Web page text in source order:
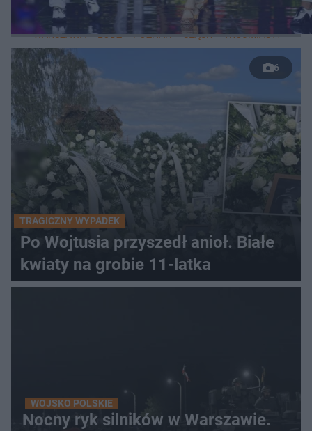
LOKALNE
WARSZAWA ŁÓDŹ POZNAŃ ŚLĄSK TRÓJMIASTO
6
TRAGICZNY WYPADEK
Po Wojtusia przyszedł anioł. Białe
kwiaty na grobie 11-latka
WOJSKO POLSKIE
Nocny ryk silników w Warszawie.